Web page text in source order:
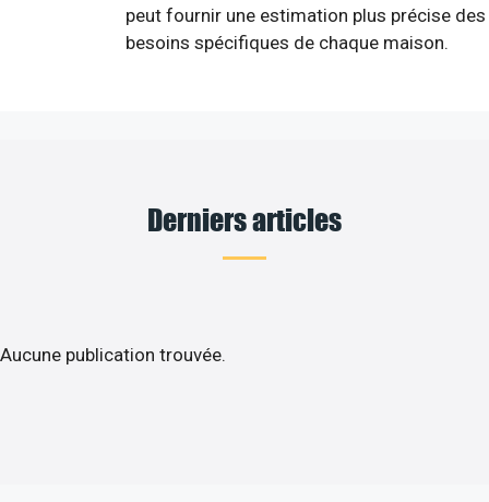
peut fournir une estimation plus précise des
besoins spécifiques de chaque maison.
Derniers articles
Aucune publication trouvée.